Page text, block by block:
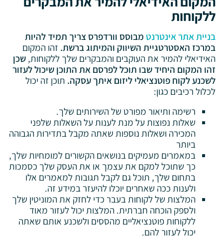
ללקוחות
בניית אתר אינטרנטמבוסס וורדפרס צריך תמיד להיות
במרכז האסטרטגיית השיווק והמיתוג ברשת.זהו המקום
האידיאלי להמיר את העוקבים והמבקרים שלך ללקוחות,שכן
זהו המקום היחיד שבו תוכל לפרסם את התוכן שיכול לעזור
לשכנע לקוח פוטנציאלי ליזום איתך עסקה.תוכן זה יכול
לכלול רכיבים כגון:
רשימה ותיאור מפורט של השירותים שלך.
שאלות נפוצות על מנת לענות על השאלות שלפני
המכירה ושאלות נוספות שאתה מקבל בתדירות הגבוהה
ביותר
במאמרים מעמיקים בנושאים הקשורים למומחיות שלך,
כך שתוכל למקם את עצמך או את העסק שלך כסמכות
בתחום שלך, תוכל גם לקבל תגובות למאמרים אלו
ולענות ככה שאחרים יוכלו להיעזר במידע זה.
המלצות של לקוחות בעבר כדי לחזק את המוניטין שלך
ולספק הוכחה חברתית. המלצות יכול לעזור מאוד
ללקוחות פוטנציאליים מהססים ולשכנע אותם שאתה
יכול לעזור להם.